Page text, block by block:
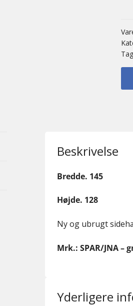
Beskrivelse
Bredde. 145
Højde. 128
Ny og ubrugt
Mrk.: SPAR/JNA –
Yderligere